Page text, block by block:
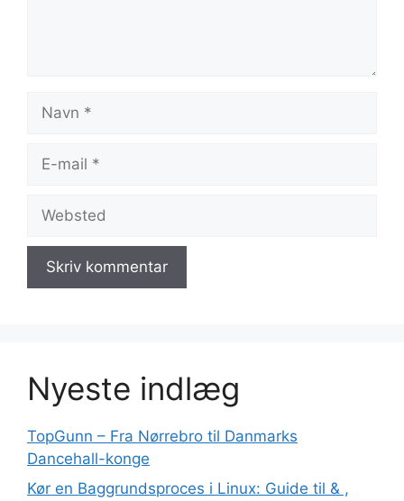
mail
Nyeste indlæg
TopGunn – Fra Nørrebro til Danmarks
Dancehall-konge
Kør en Baggrundsproces i Linux: Guide til & ,